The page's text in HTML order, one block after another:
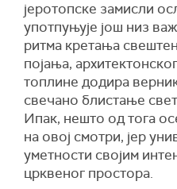
је­ро­топ­ске за­ми­сли
упот­пу­њу­је још низ
рит­ма кре­та­ња
по­ја­ња,
то­пли­не до­ди­ра
све­ча­но бли­ста­ње
Ипак, не­што од то­га
на овој смо­три, јер
умет­но­сти сво­јим
цр­кве­ног про­сто­ра.